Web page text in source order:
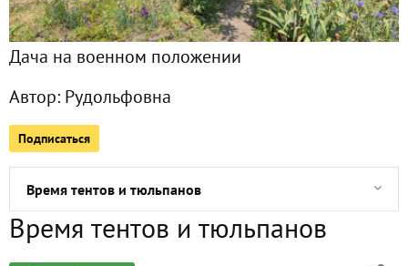
Дача на военном положении
Автор: Рудольфовна
Подписаться
Апрель вернулся домой
Два состояния травы
А вот и засуха!
Угроза урожая и замысел создателя
Время тентов и тюльпанов
День репрессий и посадок
Время тентов и тюльпанов